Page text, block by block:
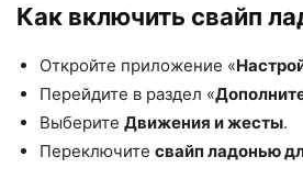
Как включить свайп
Откройте приложение «
Перейдите в раздел «
Выберите Движения и жесты.
Переключите свайп ладонью